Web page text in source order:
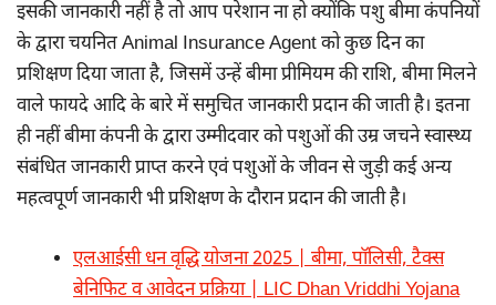
इसकी जानकारी नहीं है तो आप परेशान ना हो क्योंकि पशु बीमा कंपनियों
के द्वारा चयनित Animal Insurance Agent को कुछ दिन का
प्रशिक्षण दिया जाता है, जिसमें उन्हें बीमा प्रीमियम की राशि, बीमा मिलने
वाले फायदे आदि के बारे में समुचित जानकारी प्रदान की जाती है। इतना
ही नहीं बीमा कंपनी के द्वारा उम्मीदवार को पशुओं की उम्र जचने स्वास्थ्य
संबंधित जानकारी प्राप्त करने एवं पशुओं के जीवन से जुड़ी कई अन्य
महत्वपूर्ण जानकारी भी प्रशिक्षण के दौरान प्रदान की जाती है।
एलआईसी धन वृद्धि योजना 2025 | बीमा, पॉलिसी, टैक्स
बेनिफिट व आवेदन प्रक्रिया | LIC Dhan Vriddhi Yojana